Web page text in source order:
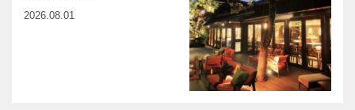
2026.08.01